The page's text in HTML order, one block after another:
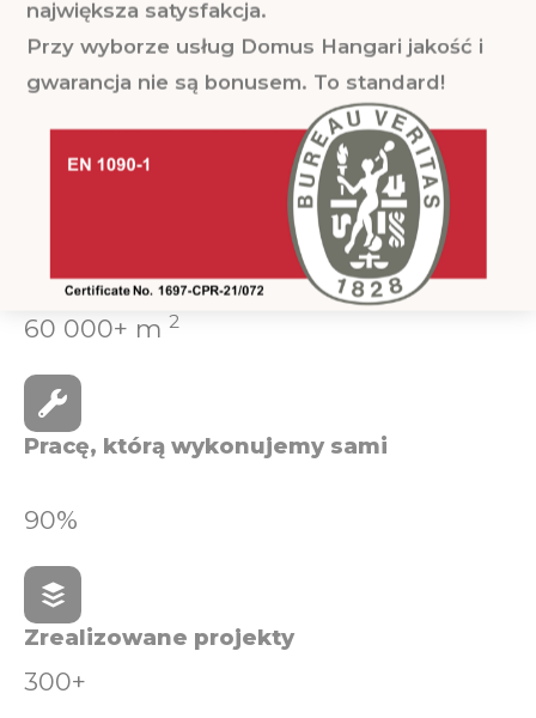
największa satysfakcja.
Przy wyborze usług Domus Hangari jakość i
gwarancja nie są bonusem. To standard!
Fakty
Całkowita powierzchnia wykonywanych
prac budowlanych
60 000+ m 2
Pracę, którą wykonujemy sami
90%
Zrealizowane projekty
300+